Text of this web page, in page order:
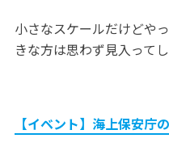
小さなスケールだけどや
きな方は思わず見入って
【イベント】海上保安